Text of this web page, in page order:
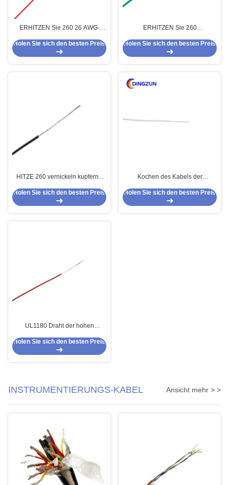
ERHITZEN Sie 260 26 AWG-
AWG-Lehre24 AWG-Lehre22
Kabel für Elektrogeräte
Holen Sie sich den besten Preis
ERHITZEN Sie 260
mehradriges Kabel 12 AWG-
Lehre 11AWG
Holen Sie sich den besten Preis
HITZE 260 vernickeln kupferne
18 AWG-Lehre AWG-Lehre17
AWG-Lehre16
Holen Sie sich den besten Preis
Kochen des Kabels der
PTFE
Holen Sie sich den besten Preis
UL1180 Draht der hohen
Elektrogeräte
Holen Sie sich den besten Preis
INSTRUMENTIERUNGS-KABEL Ansicht mehr > >